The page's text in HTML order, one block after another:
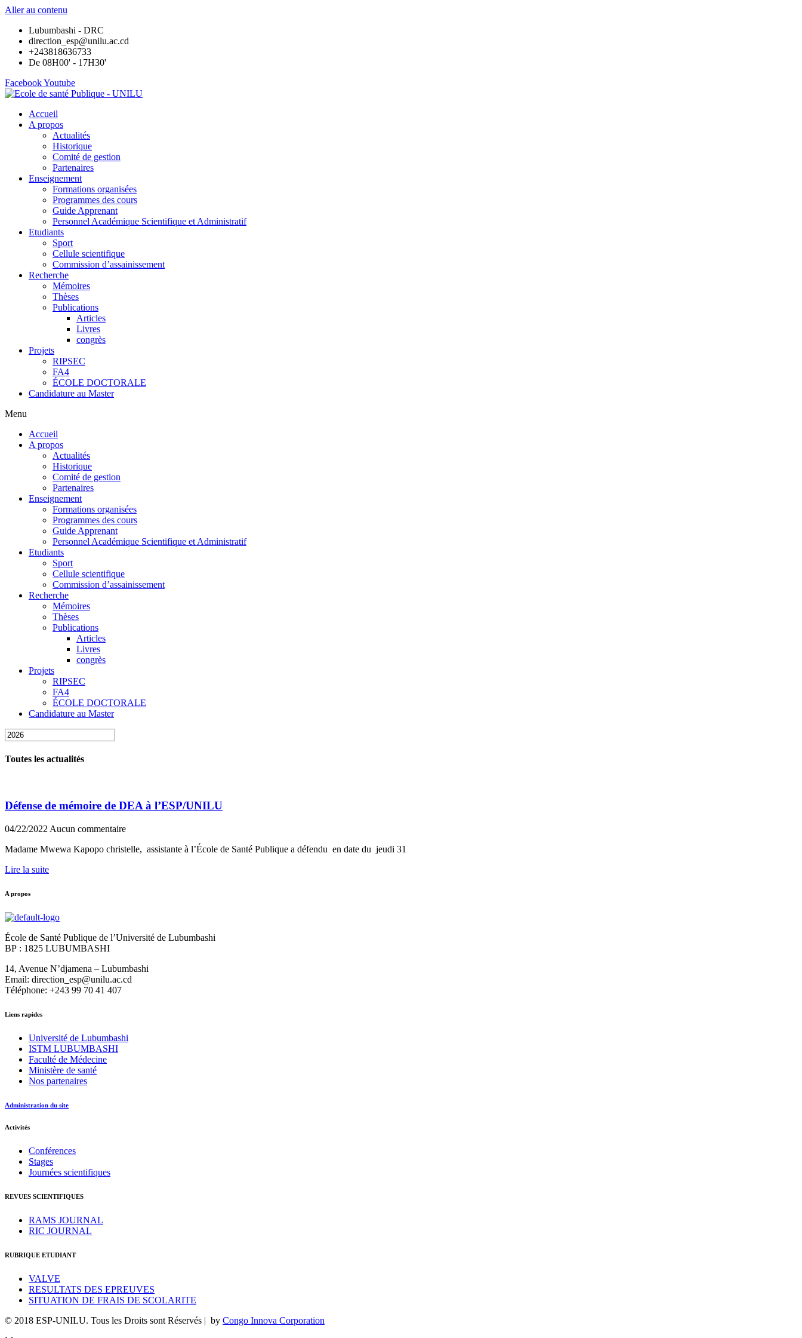
Aller au contenu
Lubumbashi - DRC
direction_esp@unilu.ac.cd
+243818636733
De 08H00' - 17H30'
FacebookYoutube
Accueil
A propos
Actualités
Historique
Comité de gestion
Partenaires
Enseignement
Formations organisées
Programmes des cours
Guide Apprenant
Personnel Académique Scientifique et Administratif
Etudiants
Sport
Cellule scientifique
Commission d’assainissement
Recherche
Mémoires
Thèses
Publications
Articles
Livres
congrès
Projets
RIPSEC
FA4
ÉCOLE DOCTORALE
Candidature au Master
Menu
Accueil
A propos
Actualités
Historique
Comité de gestion
Partenaires
Enseignement
Formations organisées
Programmes des cours
Guide Apprenant
Personnel Académique Scientifique et Administratif
Etudiants
Sport
Cellule scientifique
Commission d’assainissement
Recherche
Mémoires
Thèses
Publications
Articles
Livres
congrès
Projets
RIPSEC
FA4
ÉCOLE DOCTORALE
Candidature au Master
Toutes les actualités
Défense de mémoire de DEA à l’ESP/UNILU
04/22/2022 Aucun commentaire
Madame Mwewa Kapopo christelle, assistante à l’École de Santé Publique a défendu en date du jeudi 31
Lire la suite
A propos
École de Santé Publique de l’Université de Lubumbashi
BP : 1825 LUBUMBASHI
14, Avenue N’djamena – Lubumbashi
Email: direction_esp@unilu.ac.cd
Téléphone: +243 99 70 41 407
Liens rapides
Université de Lubumbashi
ISTM LUBUMBASHI
Faculté de Médecine
Ministère de santé
Nos partenaires
Administration du site
Activités
Conférences
Stages
Journées scientifiques
REVUES SCIENTIFIQUES
RAMS JOURNAL
RIC JOURNAL
RUBRIQUE ETUDIANT
VALVE
RESULTATS DES EPREUVES
SITUATION DE FRAIS DE SCOLARITE
© 2018 ESP-UNILU. Tous les Droits sont Réservés | by Congo Innova Corporation